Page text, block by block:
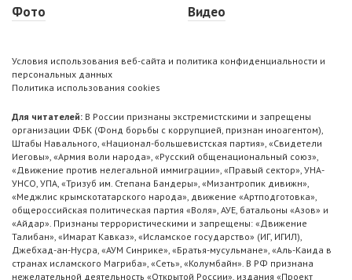
Фото
Видео
Условия использования веб-сайта и политика конфиденциальности и
персональных данных
Политика использования cookies
Для читателей: В России признаны экстремистскими и запрещены
организации ФБК (Фонд борьбы с коррупцией, признан иноагентом),
Штабы Навального, «Национал-большевистская партия», «Свидетели
Иеговы», «Армия воли народа», «Русский общенациональный союз»,
«Движение против нелегальной иммиграции», «Правый сектор», УНА-
УНСО, УПА, «Тризуб им. Степана Бандеры», «Мизантропик дивижн»,
«Меджлис крымскотатарского народа», движение «Артподготовка»,
общероссийская политическая партия «Воля», АУЕ, батальоны «Азов» и
«Айдар». Признаны террористическими и запрещены: «Движение
Талибан», «Имарат Кавказ», «Исламское государство» (ИГ, ИГИЛ),
Джебхад-ан-Нусра, «АУМ Синрике», «Братья-мусульмане», «Аль-Каида в
странах исламского Магриба», «Сеть», «Колумбайн». В РФ признана
нежелательной деятельность «Открытой России», издания «Проект